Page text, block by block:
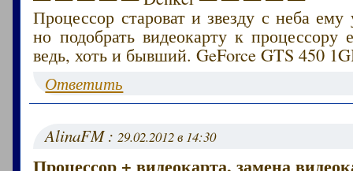
Процессор староват и звезду с неба ему
но подобрать видеокарту к
ведь, хоть и бывший. GeForce GTS 450
Ответить
AlinaFM :29.02.2012 в 14:30